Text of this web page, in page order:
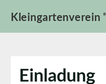
content
Kleingartenverein
Einladung